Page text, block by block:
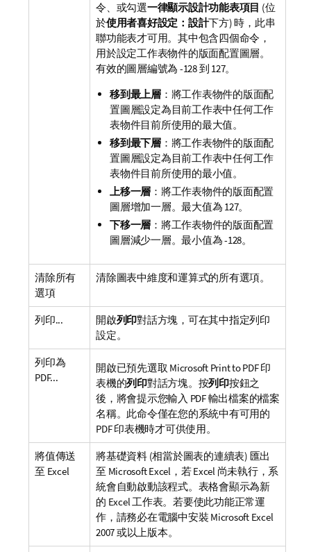
令、或勾選一律顯示設計功能表項目 (位
於使用者喜好設定：設計下方) 時，此串
聯功能表才可用。其中包含四個命令，
用於設定工作表物件的版面配置圖層。
有效的圖層編號為 -128 到 127。
移到最上層：將工作表物件的版面配
置圖層設定為目前工作表中任何工作
表物件目前所使用的最大值。
移到最下層：將工作表物件的版面配
置圖層設定為目前工作表中任何工作
表物件目前所使用的最小值。
上移一層 ：將工作表物件的版面配置
圖層增加一層。最大值為 127。
下移一層 ：將工作表物件的版面配置
圖層減少一層。最小值為 -128。
清除所有
選項
清除圖表中維度和運算式的所有選項。
列印... 開啟列印對話方塊，可在其中指定列印
設定。
列印為
PDF...
開啟已預先選取 Microsoft Print to PDF印
表機的列印對話方塊。按列印按鈕之
後，將會提示您輸入 PDF 輸出檔案的檔案
名稱。此命令僅在您的系統中有可用的
PDF 印表機時才可供使用。
將值傳送
至 Excel
將基礎資料 (相當於圖表的連續表) 匯出
至 Microsoft Excel，若 Excel 尚未執行，系
統會自動啟動該程式。表格會顯示為新
的 Excel 工作表。若要使此功能正常運
作，請務必在電腦中安裝 Microsoft Excel
2007 或以上版本。